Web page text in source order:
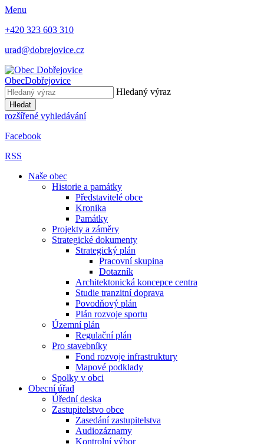
Menu
+420 323 603 310
urad@dobrejovice.cz
ObecDobřejovice
Hledaný výraz
Hledat
rozšířené vyhledávání
Facebook
RSS
Naše obec
Historie a památky
Představitelé obce
Kronika
Památky
Projekty a záměry
Strategické dokumenty
Strategický plán
Pracovní skupina
Dotazník
Architektonická koncepce centra
Studie tranzitní doprava
Povodňový plán
Plán rozvoje sportu
Územní plán
Regulační plán
Pro stavebníky
Fond rozvoje infrastruktury
Mapové podklady
Spolky v obci
Obecní úřad
Úřední deska
Zastupitelstvo obce
Zasedání zastupitelstva
Audiozáznamy
Kontrolní výbor